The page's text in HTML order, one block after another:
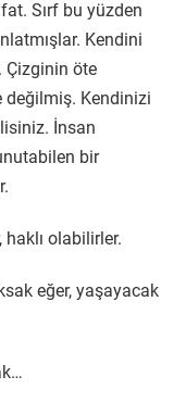
Sırf bu yüzden
Kendini
Çizginin öte
değilmiş. Kendinizi
İnsan
bir
haklı olabilirler.
eğer, yaşayacak